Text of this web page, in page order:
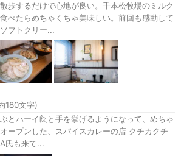
歩するだけで心地が良い。千本松牧場のミルク
べたらめちゃくちゃ美味しい。前回も感動して
フトクリー...
180文字)
とハーイ🙋と手を挙げるようになって、めちゃ
ープンした、スパイスカレーの店 クチカクチ
氏も来て...